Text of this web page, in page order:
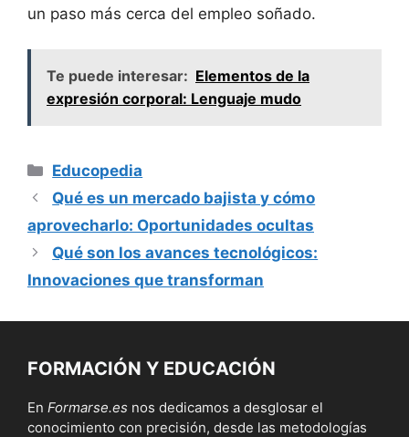
un paso más‍ cerca del ⁣empleo soñado.
Te puede interesar: Elementos de la
expresión corporal: Lenguaje mudo
Categorías
Educopedia
Qué es un mercado bajista y cómo
aprovecharlo: Oportunidades ocultas
Qué son los avances tecnológicos:
Innovaciones que transforman
FORMACIÓN Y EDUCACIÓN
En Formarse.es nos dedicamos a desglosar el
conocimiento con precisión, desde las metodologías